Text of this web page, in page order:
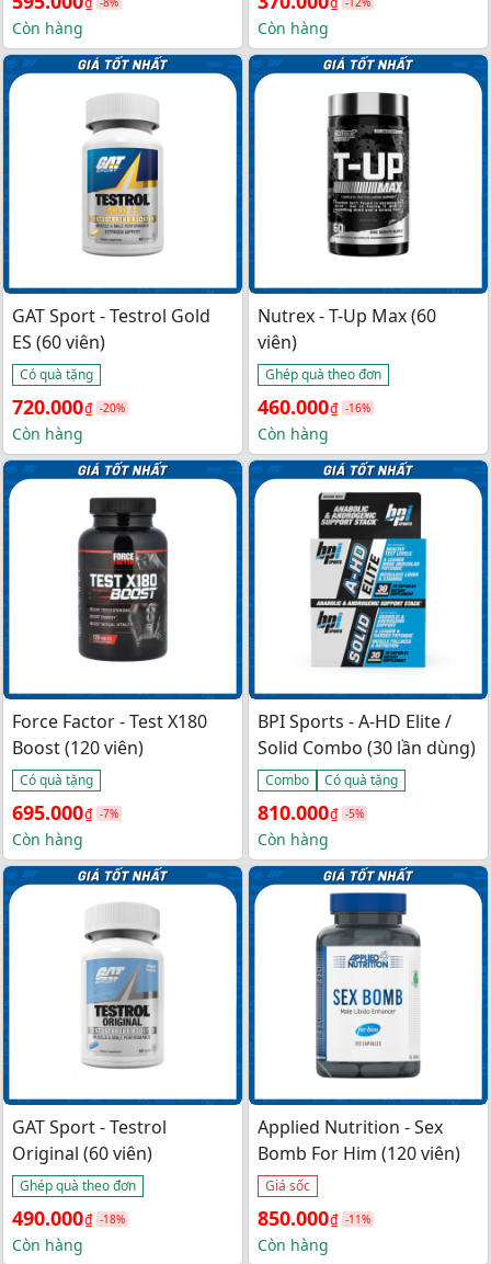
gốc
là:
650.000₫.
hiện
tại
là:
595.000₫.
Còn hàng
gốc
là:
420.000₫.
hiện
tại
là:
370.000₫.
Còn hàng
GAT Sport - Testrol Gold
ES (60 viên)
Có quà tặng
Giá
gốc
là:
900.000₫.
720.000₫
Giá
hiện
tại
là:
720.000₫.
-20%
Còn hàng
Nutrex - T-Up Max (60
viên)
Ghép quà theo đơn
Giá
gốc
là:
550.000₫.
460.000₫
Giá
hiện
tại
là:
460.000₫.
-16%
Còn hàng
Force Factor - Test X180
Boost (120 viên)
Có quà tặng
Giá
gốc
là:
750.000₫.
695.000₫
Giá
hiện
tại
là:
695.000₫.
-7%
Còn hàng
BPI Sports - A-HD Elite /
Solid Combo (30 lần dùng)
Combo Có quà tặng
Giá
gốc
là:
850.000₫.
810.000₫
Giá
hiện
tại
là:
810.000₫.
-5%
Còn hàng
GAT Sport - Testrol
Original (60 viên)
Ghép quà theo đơn
Giá
gốc
490.000₫
Giá
hiện
-18%
Còn hàng
Applied Nutrition - Sex
Bomb For Him (120 viên)
Giá sốc
Giá
gốc
850.000₫
Giá
hiện
-11%
Còn hàng